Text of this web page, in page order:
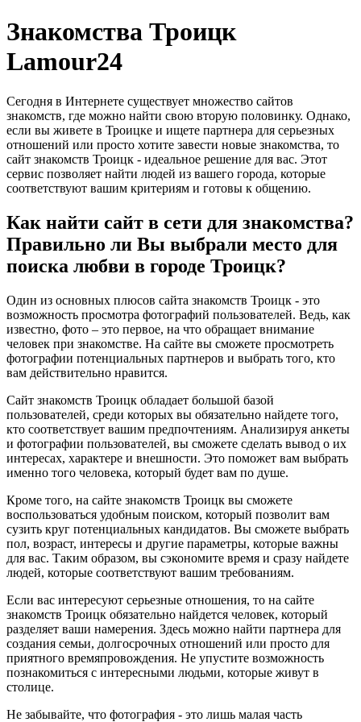
Знакомства Троицк
Lamour24
Сегодня в Интернете существует множество сайтов
знакомств, где можно найти свою вторую половинку. Однако,
если вы живете в Троицке и ищете партнера для серьезных
отношений или просто хотите завести новые знакомства, то
сайт знакомств Троицк - идеальное решение для вас. Этот
сервис позволяет найти людей из вашего города, которые
соответствуют вашим критериям и готовы к общению.
Как найти сайт в сети для знакомства?
Правильно ли Вы выбрали место для
поиска любви в городе Троицк?
Один из основных плюсов сайта знакомств Троицк - это
возможность просмотра фотографий пользователей. Ведь, как
известно, фото – это первое, на что обращает внимание
человек при знакомстве. На сайте вы сможете просмотреть
фотографии потенциальных партнеров и выбрать того, кто
вам действительно нравится.
Сайт знакомств Троицк обладает большой базой
пользователей, среди которых вы обязательно найдете того,
кто соответствует вашим предпочтениям. Анализируя анкеты
и фотографии пользователей, вы сможете сделать вывод о их
интересах, характере и внешности. Это поможет вам выбрать
именно того человека, который будет вам по душе.
Кроме того, на сайте знакомств Троицк вы сможете
воспользоваться удобным поиском, который позволит вам
сузить круг потенциальных кандидатов. Вы сможете выбрать
пол, возраст, интересы и другие параметры, которые важны
для вас. Таким образом, вы сэкономите время и сразу найдете
людей, которые соответствуют вашим требованиям.
Если вас интересуют серьезные отношения, то на сайте
знакомств Троицк обязательно найдется человек, который
разделяет ваши намерения. Здесь можно найти партнера для
создания семьи, долгосрочных отношений или просто для
приятного времяпровождения. Не упустите возможность
познакомиться с интересными людьми, которые живут в
столице.
Не забывайте, что фотография - это лишь малая часть